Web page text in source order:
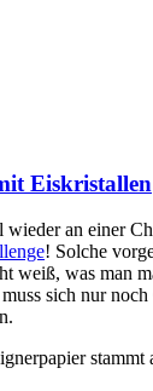
Eiskristallen
wieder an einer
! Solche
weiß, was man
sich nur
stammt